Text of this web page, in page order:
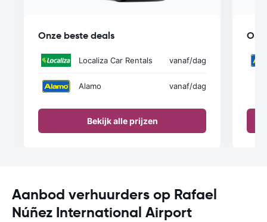
Onze beste deals
Localiza Car Rentals vanaf/dag
Alamo vanaf/dag
Bekijk alle prijzen
Aanbod verhuurders op Rafael
Núñez International Airport